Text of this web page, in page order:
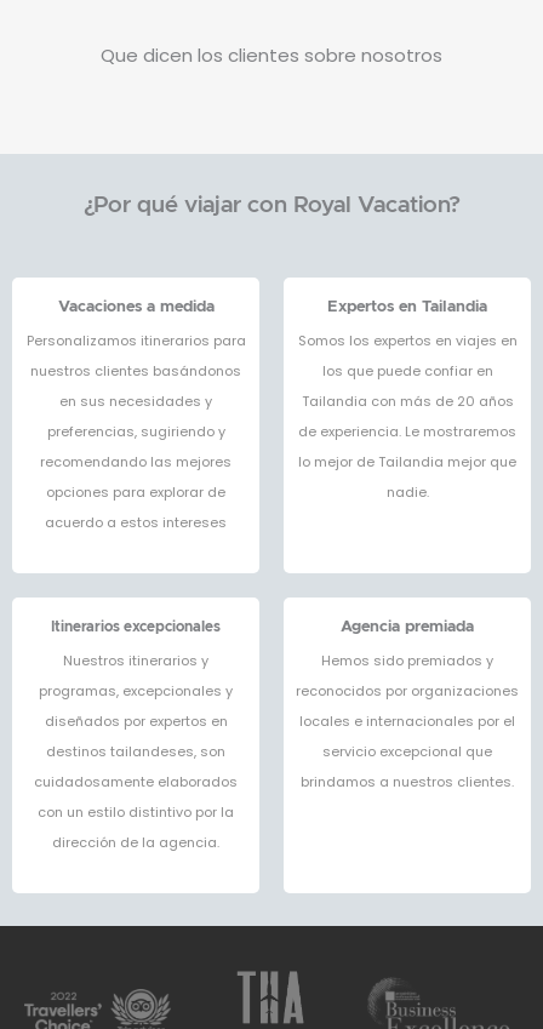
Que dicen los clientes sobre nosotros
¿Por qué viajar con Royal Vacation?
Vacaciones a medida
Personalizamos itinerarios para
nuestros clientes basándonos
en sus necesidades y
preferencias, sugiriendo y
recomendando las mejores
opciones para explorar de
acuerdo a estos intereses
Expertos en Tailandia
Somos los expertos en viajes en
los que puede confiar en
Tailandia con más de 20 años
de experiencia. Le mostraremos
lo mejor de Tailandia mejor que
nadie.
Itinerarios excepcionales
Nuestros itinerarios y
programas, excepcionales y
diseñados por expertos en
destinos tailandeses, son
cuidadosamente elaborados
con un estilo distintivo por la
dirección de la agencia.
Agencia premiada
Hemos sido premiados y
reconocidos por organizaciones
locales e internacionales por el
servicio excepcional que
brindamos a nuestros clientes.